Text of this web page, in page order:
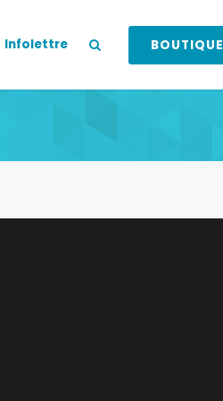
Infolettre BOUTIQUE